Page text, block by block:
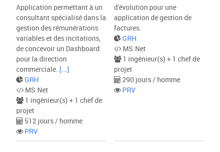
VALIDER
Application permettant à un
consultant spécialisé dans la
gestion des rémunérations
variables et des incitations,
de concevoir un Dashboard
pour la direction
commerciale. [...]
GRH
MS.Net
1 ingénieur(s) + 1 chef de
projet
512 jours / homme
PRV
d'évolution pour une
application de gestion de
factures.
GRH
MS.Net
1 ingénieur(s) + 1 chef de
projet
290 jours / homme
PRV